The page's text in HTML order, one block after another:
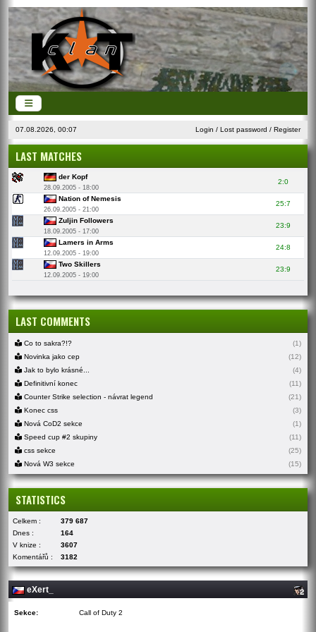
07.08.2026, 00:07 Login / Lost password / Register
LAST MATCHES
der Kopf
28.09.2005 - 18:00
2:0
Nation of Nemesis
26.09.2005 - 21:00
25:7
Zuljin Followers
18.09.2005 - 17:00
23:9
Lamers in Arms
12.09.2005 - 19:00
24:8
Two Skillers
12.09.2005 - 19:00
23:9
LAST COMMENTS
Co to sakra?!?
(1)
Novinka jako cep
(12)
Jak to bylo krásné...
(4)
Definitivní konec
(11)
Counter Strike selection - návrat legend
(21)
Konec css
(3)
Nová CoD2 sekce
(1)
Speed cup #2 skupiny
(11)
css sekce
(25)
Nová W3 sekce
(15)
STATISTICS
Celkem :
379 687
Dnes :
164
V knize :
3607
Komentářů :
3182
eXert_
Sekce: Call of Duty 2